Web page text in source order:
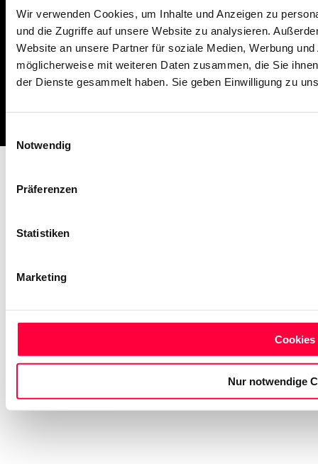
Wir verwenden Cookies, um Inhalte und Anzeigen zu
und die Zugriffe auf unsere Website zu analysieren.
Website an unsere Partner für soziale Medien, Werbung
möglicherweise mit weiteren Daten zusammen, die Sie
der Dienste gesammelt haben. Sie geben Einwilligung zu
Notwendig
Präferenzen
Statistiken
Marketing
Cookies
Nur notwendige
ImpressumMissbrauch meldenAGBDatenschutz